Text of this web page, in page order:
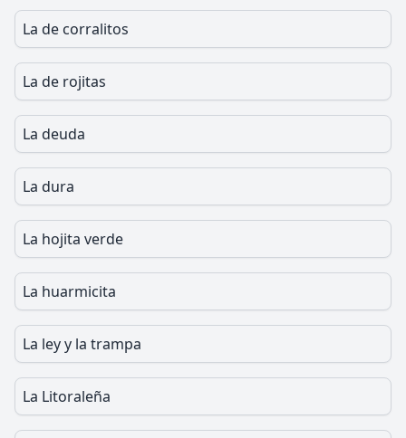
La de corralitos
La de rojitas
La deuda
La dura
La hojita verde
La huarmicita
La ley y la trampa
La Litoraleña